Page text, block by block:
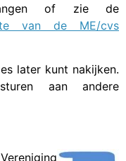
of zie de
van de ME/cvs
later kunt nakijken.
aan andere